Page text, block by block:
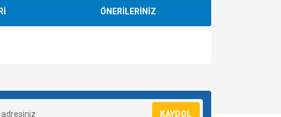
ÖNERİLERİNİZ
KAYDOL